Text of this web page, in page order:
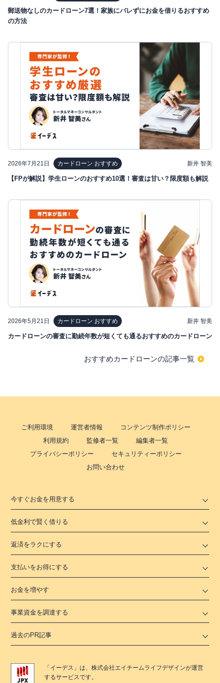
郵送物なしのカードローン7選！家族にバレずにお金を借りるおすすめ
の方法
2026年7月21日 カードローン おすすめ 新井 智美
【FPが解説】学生ローンのおすすめ10選！審査は甘い？限度額も解説
2026年5月21日 カードローン おすすめ 新井 智美
カードローンの審査に勤続年数が短くても通るおすすめのカードローン
おすすめカードローンの記事一覧
ご利用環境 運営者情報
コンテンツ制作ポリシー
利用規約
監修者一覧
編集者一覧
プライバシーポリシー
セキュリティーポリシー
お問い合わせ
今すぐお金を用意する
低金利で賢く借りる
返済をラクにする
支払いをお得にする
お金を増やす
事業資金を調達する
過去のPR記事
「 イーデス 」は、株式会社エイチームライフデザインが運営
するサービスです。